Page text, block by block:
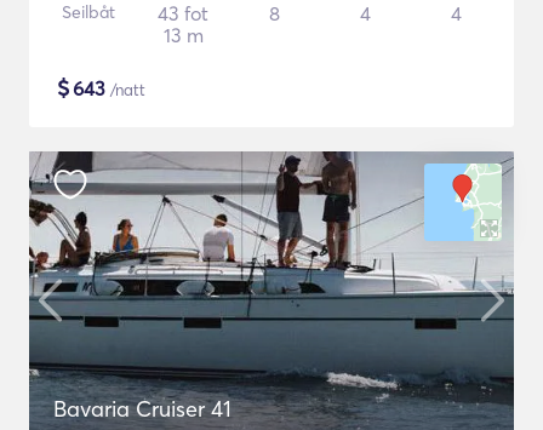
Seilbåt
43 fot
13 m
8 4 4
$643 /natt
Bavaria Cruiser 41